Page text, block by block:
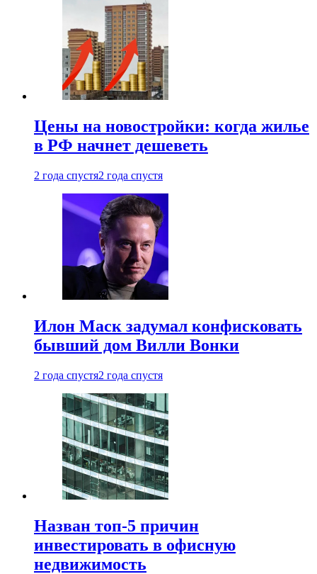
Цены на новостройки: когда жилье
в РФ начнет дешеветь
2 года спустя2 года спустя
Илон Маск задумал конфисковать
бывший дом Вилли Вонки
2 года спустя2 года спустя
Назван топ-5 причин
инвестировать в офисную
недвижимость